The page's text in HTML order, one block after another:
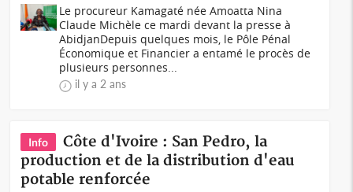
Le procureur Kamagaté née Amoatta Nina
Claude Michèle ce mardi devant la presse à
AbidjanDepuis quelques mois, le Pôle Pénal
Économique et Financier a entamé le procès de
plusieurs personnes...
il y a 2 ans
Info
Côte d'Ivoire : San Pedro, la
production et de la distribution d'eau
potable renforcée